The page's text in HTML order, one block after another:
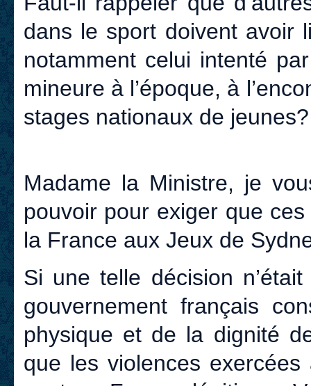
dans le sport doivent avoir
notamment celui intenté
mineure à l’époque, à
stages nationaux de jeunes?
Madame la Ministre, je
pouvoir pour exiger que
la France aux Jeux de
Si une telle décision
gouvernement français
physique et de la dignité
que les violences exercées